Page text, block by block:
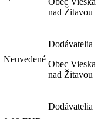
nad Žitavou
Neuvedené
Dodávatelia
Obec Vieska
nad Žitavou
Dodávatelia